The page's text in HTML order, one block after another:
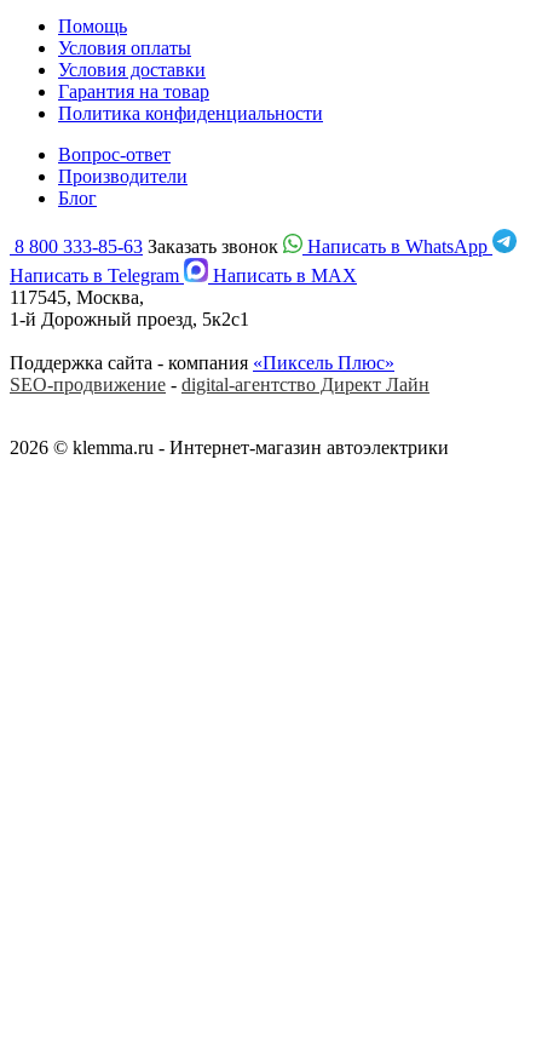
Помощь
Условия оплаты
Условия доставки
Гарантия на товар
Политика конфиденциальности
Вопрос-ответ
Производители
Блог
8 800 333-85-63 Заказать звонок
Написать в WhatsApp
Написать в Telegram
Написать в MAX
117545, Москва,
1-й Дорожный проезд, 5к2с1
Поддержка сайта - компания «Пиксель Плюс»
SEO-продвижение - digital-агентство Директ Лайн
2026 © klemma.ru - Интернет-магазин автоэлектрики